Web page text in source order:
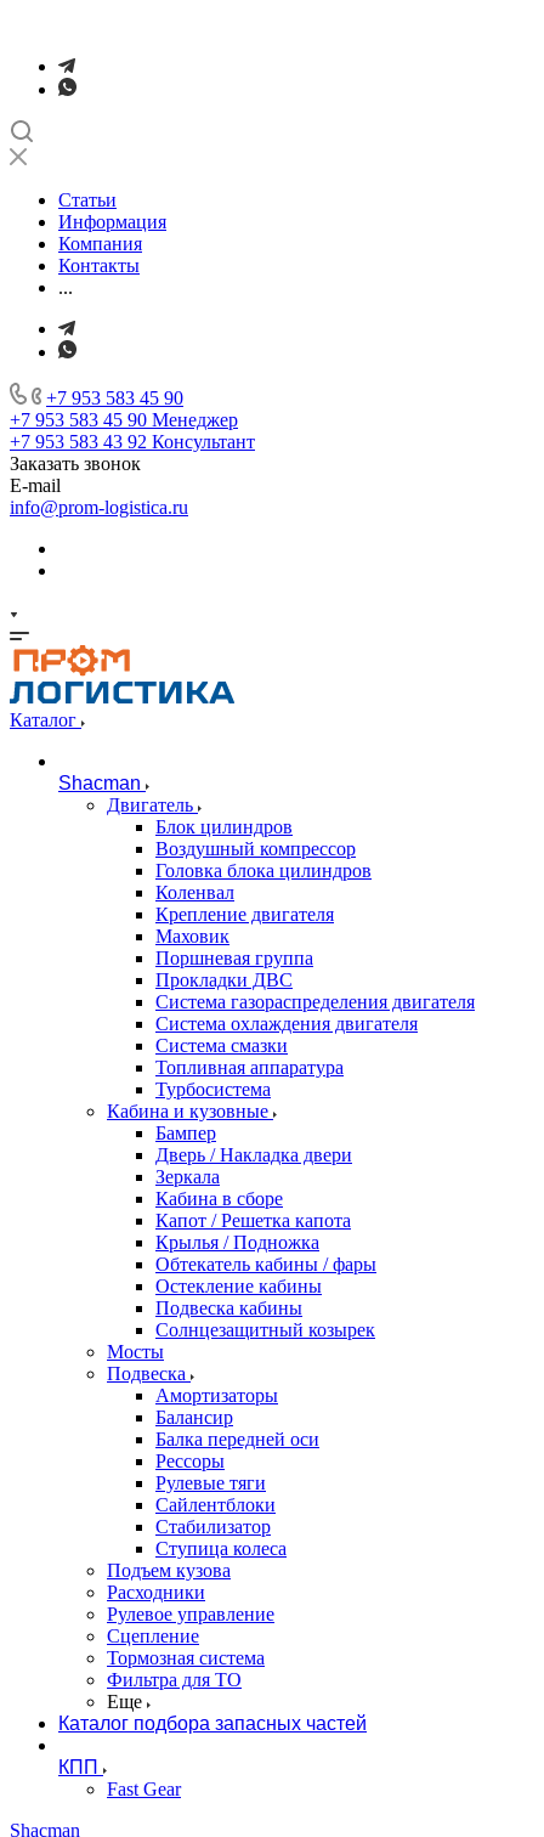
Статьи
Информация
Компания
Контакты
...
+7 953 583 45 90
+7 953 583 45 90 Менеджер
+7 953 583 43 92 Консультант
Заказать звонок
E-mail
info@prom-logistica.ru
Каталог
Shacman
Двигатель
Блок цилиндров
Воздушный компрессор
Головка блока цилиндров
Коленвал
Крепление двигателя
Маховик
Поршневая группа
Прокладки ДВС
Система газораспределения двигателя
Система охлаждения двигателя
Система смазки
Топливная аппаратура
Турбосистема
Кабина и кузовные
Бампер
Дверь / Накладка двери
Зеркала
Кабина в сборе
Капот / Решетка капота
Крылья / Подножка
Обтекатель кабины / фары
Остекление кабины
Подвеска кабины
Солнцезащитный козырек
Мосты
Подвеска
Амортизаторы
Балансир
Балка передней оси
Рессоры
Рулевые тяги
Сайлентблоки
Стабилизатор
Ступица колеса
Подъем кузова
Расходники
Рулевое управление
Сцепление
Тормозная система
Фильтра для ТО
Еще
Каталог подбора запасных частей
КПП
Fast Gear
Shacman